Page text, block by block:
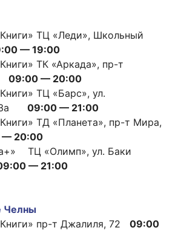
ТЦ «Леди», Школьный
— 19:00
ТК «Аркада», пр-т
09:00 — 20:00
ТЦ «Барс», ул.
09:00 — 21:00
ТД «Планета», пр-т Мира,
— 20:00
ТЦ «Олимп», ул. Баки
— 21:00
Челны
пр-т Джалиля, 72 09:00